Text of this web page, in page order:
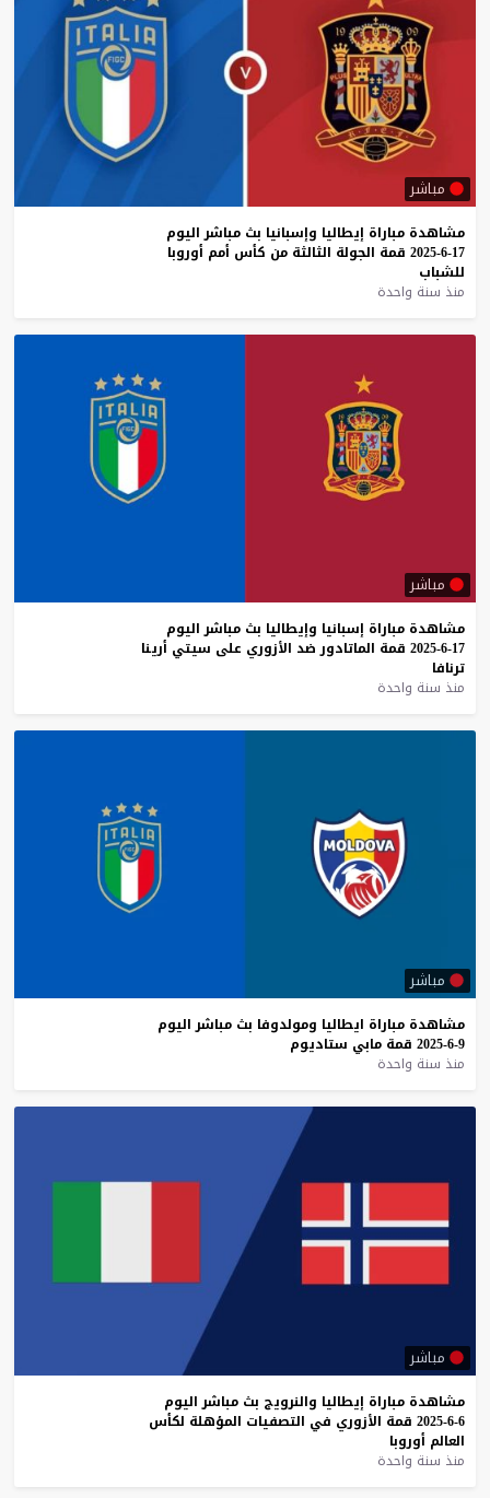
مباشر
مشاهدة مباراة إيطاليا وإسبانيا بث مباشر اليوم
17-6-2025
قمة الجولة الثالثة من كأس أمم أوروبا
للشباب
منذ سنة واحدة
مباشر
مشاهدة مباراة إسبانيا وإيطاليا بث مباشر اليوم
17-6-2025
قمة الماتادور ضد الأزوري على سيتي أرينا
ترنافا
منذ سنة واحدة
مباشر
مشاهدة مباراة ايطاليا ومولدوفا بث مباشر اليوم
9-6-2025
قمة مابي ستاديوم
منذ سنة واحدة
مباشر
مشاهدة مباراة إيطاليا والنرويج بث مباشر اليوم
6-6-2025
قمة الأزوري في التصفيات المؤهلة لكأس
العالم أوروبا
منذ سنة واحدة